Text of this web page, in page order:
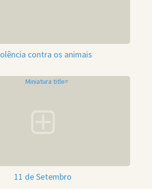
contra os animais
11 de Setembro